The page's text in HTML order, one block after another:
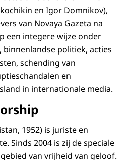
en Igor Domnikov),
van Novaya Gazeta na
een integere wijze onder
politiek, acties
schending van
en
in internationale media.
1952) is juriste en
Sinds 2004 is zij de speciale
van vrijheid van geloof.